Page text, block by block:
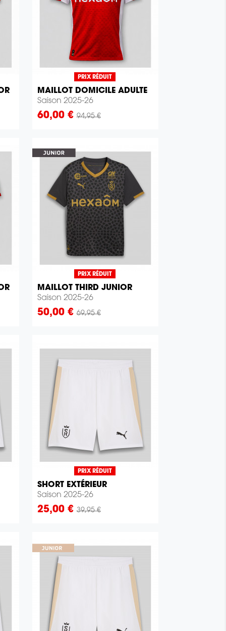
PRIX RÉDUIT
MAILLOT DOMICILE ADULTE
Saison 2025-26
Prix
60,00 € 94,95 €
 Aperçu rapide
PRIX RÉDUIT
MAILLOT THIRD JUNIOR
Saison 2025-26
Prix
50,00 € 69,95 €
 Aperçu rapide
PRIX RÉDUIT
SHORT EXTÉRIEUR
Saison 2025-26
Prix
25,00 € 39,95 €
Aperçu rapide